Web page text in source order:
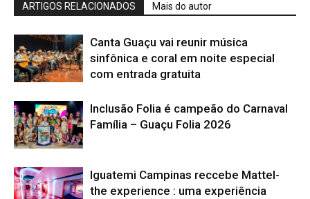
ARTIGOS RELACIONADOS Mais do autor
Canta Guaçu vai reunir música
sinfônica e coral em noite especial
com entrada gratuita
Inclusão Folia é campeão do Carnaval
Família – Guaçu Folia 2026
Iguatemi Campinas reccebe Mattel-
the experience : uma experiência